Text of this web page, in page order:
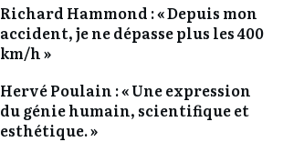
Richard Hammond : « Depuis mon
accident, je ne dépasse plus les 400
km/h »
Hervé Poulain : « Une expression
du génie humain, scientifique et
esthétique. »